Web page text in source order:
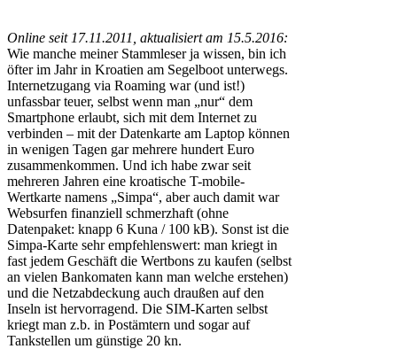
Online seit 17.11.2011, aktualisiert am 15.5.2016:
Wie manche meiner Stammleser ja wissen, bin ich
öfter im Jahr in Kroatien am Segelboot unterwegs.
Internetzugang via Roaming war (und ist!)
unfassbar teuer, selbst wenn man „nur“ dem
Smartphone erlaubt, sich mit dem Internet zu
verbinden – mit der Datenkarte am Laptop können
in wenigen Tagen gar mehrere hundert Euro
zusammenkommen. Und ich habe zwar seit
mehreren Jahren eine kroatische T-mobile-
Wertkarte namens „Simpa“, aber auch damit war
Websurfen finanziell schmerzhaft (ohne
Datenpaket: knapp 6 Kuna / 100 kB). Sonst ist die
Simpa-Karte sehr empfehlenswert: man kriegt in
fast jedem Geschäft die Wertbons zu kaufen (selbst
an vielen Bankomaten kann man welche erstehen)
und die Netzabdeckung auch draußen auf den
Inseln ist hervorragend. Die SIM-Karten selbst
kriegt man z.b. in Postämtern und sogar auf
Tankstellen um günstige 20 kn.